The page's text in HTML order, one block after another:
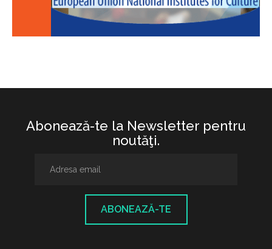
Abonează-te la Newsletter pentru
noutăţi.
ABONEAZĂ-TE